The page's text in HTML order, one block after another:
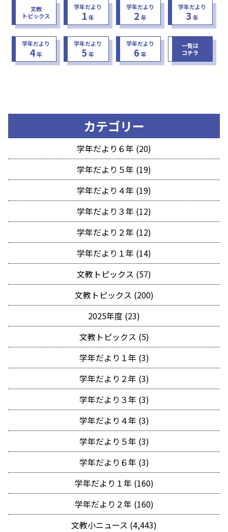
文教
トピックス
学年だより
1 年
学年だより
2 年
学年だより
3 年
学年だより
4年
学年だより
5 年
学年だより
6 年
一覧は
コチラ
カテゴリー
学年だより６年 (20)
学年だより５年 (19)
学年だより４年 (19)
学年だより３年 (12)
学年だより２年 (12)
学年だより１年 (14)
文教トピックス (57)
文教トピックス (200)
2025年度 (23)
文教トピックス (5)
学年だより１年 (3)
学年だより２年 (3)
学年だより３年 (3)
学年だより４年 (3)
学年だより５年 (3)
学年だより６年 (3)
学年だより１年 (160)
学年だより２年 (160)
文教小ニュース (4,443)